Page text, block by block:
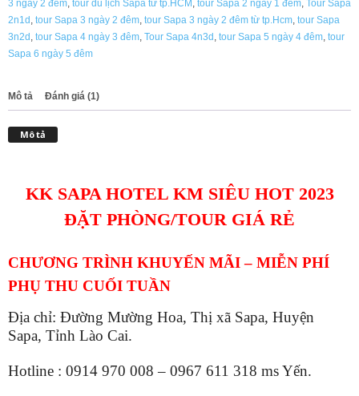
RẺ
số
lượng
3 ngày 2 đêm tour du lịch Sapa từ tp.HCM tour Sapa 2 ngày 1 đêm Tour Sapa
2n1d tour Sapa 3 ngày 2 đêm tour Sapa 3 ngày 2 đêm từ tp.Hcm tour Sapa
3n2d tour Sapa 4 ngày 3 đêm Tour Sapa 4n3d tour Sapa 5 ngày 4 đêm tour
Sapa 6 ngày 5 đêm
Mô tả Đánh giá (1)
Mô tả
KK SAPA HOTEL KM SIÊU HOT 2023
ĐẶT PHÒNG/TOUR GIÁ RẺ
CHƯƠNG TRÌNH KHUYẾN MÃI – MIỄN PHÍ
PHỤ THU CUỐI TUẦN
Địa chỉ: Đường Mường Hoa, Thị xã Sapa, Huyện
Sapa, Tỉnh Lào Cai.
Hotline : 0914 970 008 – 0967 611 318 ms Yến.